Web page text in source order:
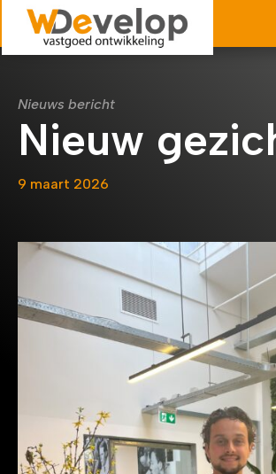
Nieuws bericht
Nieuw
9 maart 2026